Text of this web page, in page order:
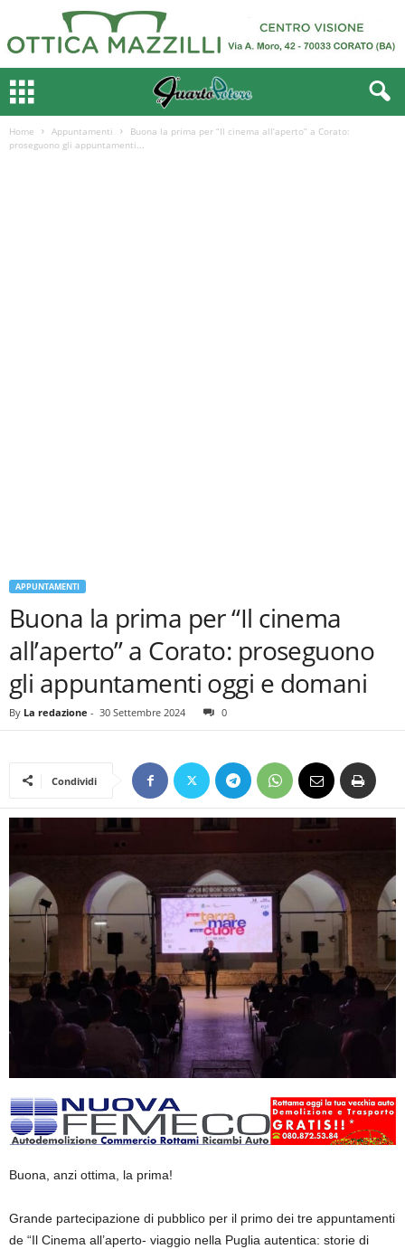
Home Appuntamenti
Buona la prima per “Il cinema all’aperto” a Corato:
proseguono gli appuntamenti...
APPUNTAMENTI
Buona la prima per “Il cinema
all’aperto” a Corato: proseguono
gli appuntamenti oggi e domani
By La redazione - 30 Settembre 2024 0
Condividi
Buona, anzi ottima, la prima!
Grande partecipazione di pubblico per il primo dei tre appuntamenti
de “Il Cinema all’aperto- viaggio nella Puglia autentica: storie di